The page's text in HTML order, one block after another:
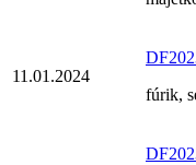
11.01.2024
fúrik,